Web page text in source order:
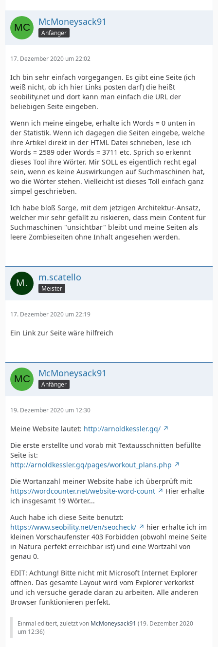
McMoneysack91
Anfänger
17. Dezember 2020 um 22:02
Ich bin sehr einfach vorgegangen. Es gibt eine Seite (ich
weiß nicht, ob ich hier Links posten darf) die heißt
seobility.net und dort kann man einfach die URL der
beliebigen Seite eingeben.
Wenn ich meine eingebe, erhalte ich Words = 0 unten in
der Statistik. Wenn ich dagegen die Seiten eingebe, welche
ihre Artikel direkt in der HTML Datei schrieben, lese ich
Words = 2589 oder Words = 3711 etc. Sprich so erkennt
dieses Tool ihre Wörter. Mir SOLL es eigentlich recht egal
sein, wenn es keine Auswirkungen auf Suchmaschinen hat,
wo die Wörter stehen. Vielleicht ist dieses Toll einfach ganz
simpel geschrieben.
Ich habe bloß Sorge, mit dem jetzigen Architektur-Ansatz,
welcher mir sehr gefällt zu riskieren, dass mein Content für
Suchmaschinen "unsichtbar" bleibt und meine Seiten als
leere Zombieseiten ohne Inhalt angesehen werden.
m.scatello
Meister
17. Dezember 2020 um 22:19
Ein Link zur Seite wäre hilfreich
McMoneysack91
Anfänger
19. Dezember 2020 um 12:30
Meine Website lautet: http://arnoldkessler.gq/
Die erste erstellte und vorab mit Textausschnitten befüllte
Seite ist:
http://arnoldkessler.gq/pages/workout_plans.php
Die Wortanzahl meiner Website habe ich überprüft mit:
https://wordcounter.net/website-word-count
Hier erhalte
ich insgesamt 19 Wörter...
Auch habe ich diese Seite benutzt:
https://www.seobility.net/en/seocheck/
hier erhalte ich im
kleinen Vorschaufenster 403 Forbidden (obwohl meine Seite
in Natura perfekt erreichbar ist) und eine Wortzahl von
genau 0.
EDIT: Achtung! Bitte nicht mit Microsoft Internet Explorer
öffnen. Das gesamte Layout wird vom Explorer verkorkst
und ich versuche gerade daran zu arbeiten. Alle anderen
Browser funktionieren perfekt.
Einmal editiert, zuletzt von McMoneysack91 (19. Dezember 2020
um 12:36)